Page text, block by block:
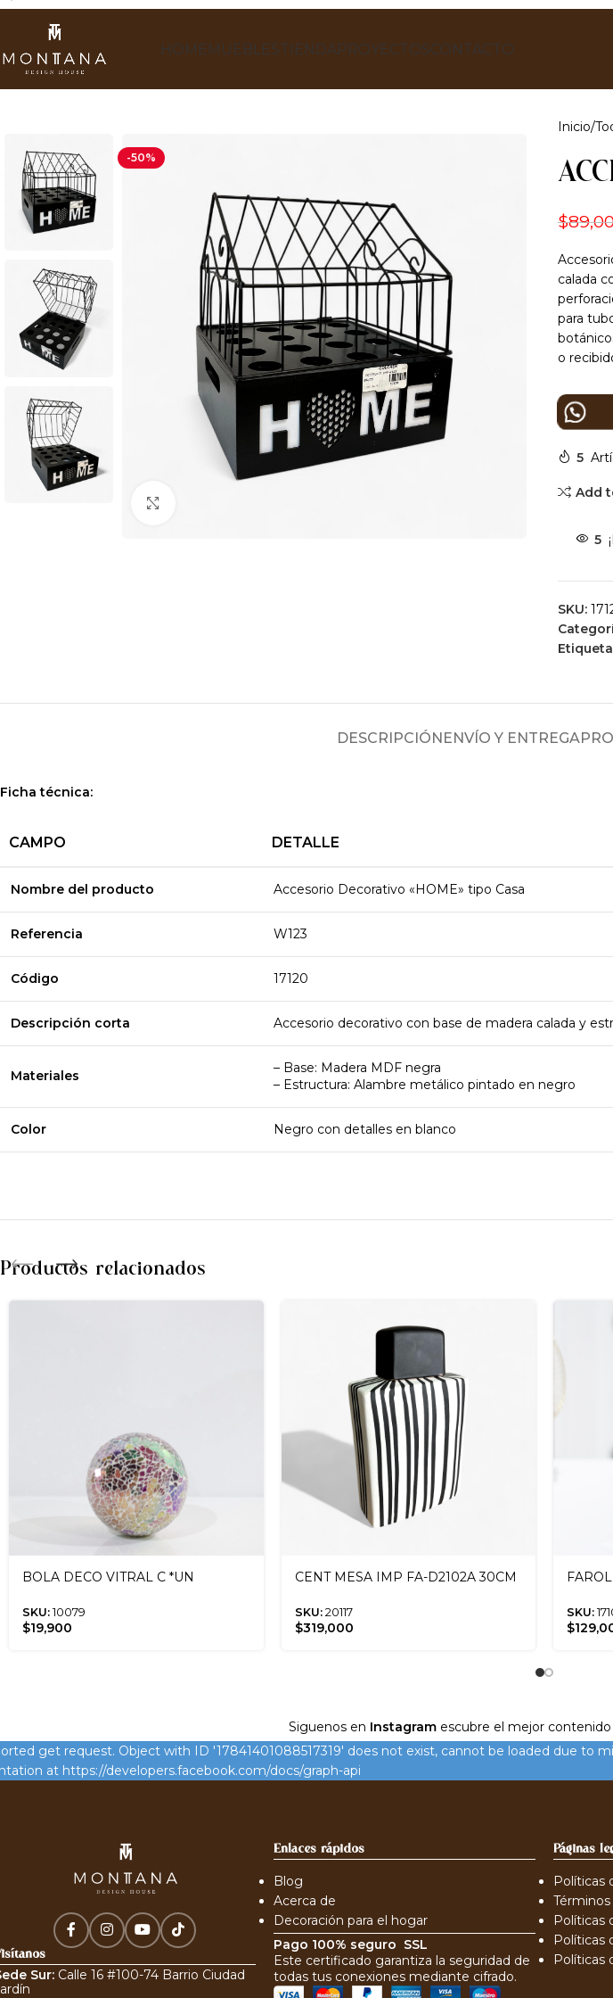
HOME MUEBLESTIENDAPROYECTOSCONTACTO
-50%
Inicio
$
calada
para
o
5
Add
5
SKU:
DESCRIPCIÓNENVÍO Y ENTREGA
Ficha técnica:
CAMPO DETALLE
Nombre del producto Accesorio Decorativo «HOME» tipo Casa
Referencia W123
Código 17120
Descripción corta Accesorio decorativo con base de madera calada y
Materiales
– Base: Madera MDF negra
– Estructura: Alambre metálico pintado en negro
Color Negro con detalles en blanco
Productos relacionados
BOLA DECO VITRAL C *UN
SKU: 10079
$19,900
CENT MESA IMP FA-D2102A 30CM
SKU: 20117
$319,000
SKU:
$
Siguenos en Instagramescubre el mejor contenido
get request. Object with ID '17841401088517319' does not exist, cannot be loaded due to
at https://developers.facebook.com/docs/graph-api
Sur:Calle 16 #100-74 Barrio Ciudad
Enlaces rápidos
Blog
Acerca de
Decoración para el hogar
Pago 100% seguro SSL
Este certificado garantiza la seguridad de
todas tus conexiones mediante cifrado.
Páginas
Políticas
Políticas
Políticas
Políticas